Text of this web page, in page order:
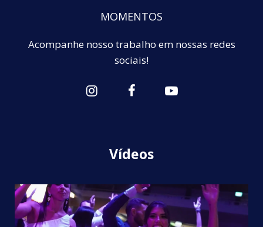
MOMENTOS
Acompanhe nosso trabalho em nossas redes
sociais!
Vídeos